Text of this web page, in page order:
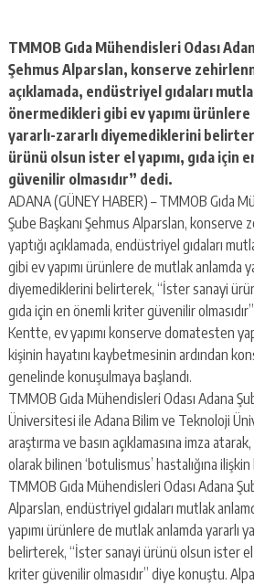
taksim
escort
beşiktaş
escort
kartal
escort
maltepe
escort
TMMOB Gıda Mühendisleri Odası
Şehmus Alparslan, konserve
açıklamada, endüstriyel gıdaları
önermedikleri gibi ev yapımı
yararlı-zararlı diyemediklerini
ürünü olsun ister el yapımı, gıda için
güvenilir olmasıdır” dedi.
ADANA (GÜNEY HABER) – TMMOB Gıda
Şube Başkanı Şehmus Alparslan, konserve
yaptığı açıklamada, endüstriyel gıdaları
gibi ev yapımı ürünlere de mutlak anlamda
diyemediklerini belirterek, “İster sanayi
gıda için en önemli kriter güvenilir
Kentte, ev yapımı konserve domatesten
kişinin hayatını kaybetmesinin ardından
genelinde konuşulmaya başlandı.
TMMOB Gıda Mühendisleri Odası Adana
Üniversitesi ile Adana Bilim ve Teknoloji
araştırma ve basın açıklamasına imza
olarak bilinen ‘botulismus’ hastalığına
TMMOB Gıda Mühendisleri Odası Adana
Alparslan, endüstriyel gıdaları mutlak
yapımı ürünlere de mutlak anlamda yararlı
belirterek, “İster sanayi ürünü olsun ister el
kriter güvenilir olmasıdır” diye konuştu.